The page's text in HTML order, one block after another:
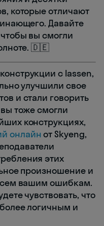
которые отличают
Давайте
вы смогли
🇩🇪
с lassen,
улучшили свое
и стали говорить
тоже смогли
конструкциях,
онлайнот Skyeng,
этих
произношение и
вашим ошибкам.
чувствовать, что
логичным и